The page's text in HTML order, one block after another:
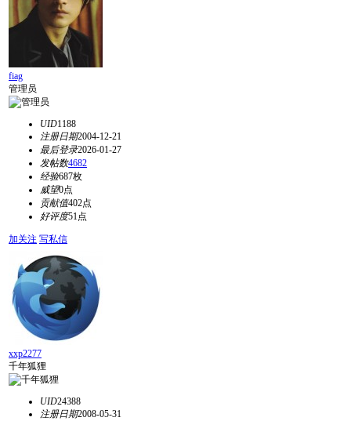
fiag
管理员
UID1188
注册日期2004-12-21
最后登录2026-01-27
发帖数4682
经验687枚
威望0点
贡献值402点
好评度51点
加关注 写私信
xxp2277
千年狐狸
UID24388
注册日期2008-05-31